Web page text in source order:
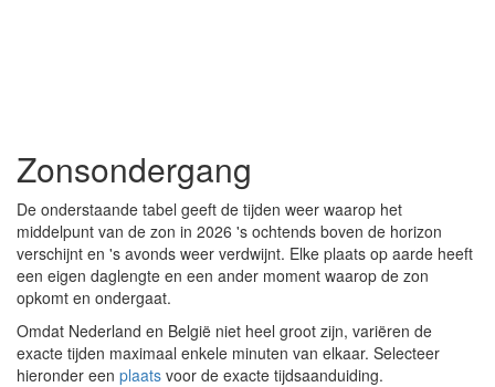
Zonsondergang
De onderstaande tabel geeft de tijden weer waarop het
middelpunt van de zon in 2026 's ochtends boven de horizon
verschijnt en 's avonds weer verdwijnt. Elke plaats op aarde heeft
een eigen daglengte en een ander moment waarop de zon
opkomt en ondergaat.
Omdat Nederland en België niet heel groot zijn, variëren de
exacte tijden maximaal enkele minuten van elkaar. Selecteer
hieronder een plaats voor de exacte tijdsaanduiding.